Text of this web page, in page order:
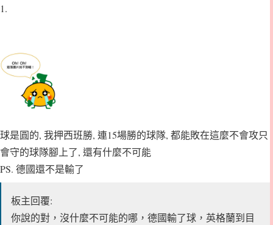
1.
球是圓的, 我押西班勝, 連15場勝的球隊, 都能敗在這麼不會攻只
會守的球隊腳上了, 還有什麼不可能
PS. 德國還不是輸了
板主回覆:
你說的對，沒什麼不可能的哪，德國輸了球，英格蘭到目